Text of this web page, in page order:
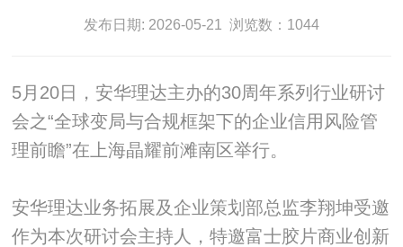
发布日期: 2026-05-21 浏览数：1044
5月20日，安华理达主办的30周年系列行业研讨
会之“全球变局与合规框架下的企业信用风险管
理前瞻”在上海晶耀前滩南区举行。
安华理达业务拓展及企业策划部总监李翔坤受邀
作为本次研讨会主持人，特邀富士胶片商业创新